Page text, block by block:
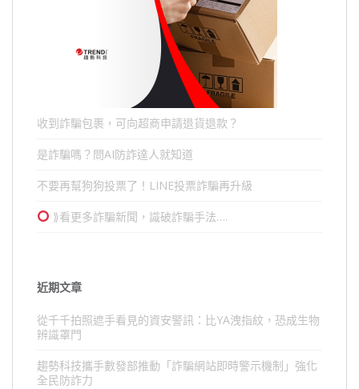
收到詐騙包裹，可向超商申請退貨退款？
是詐騙嗎？問AI防詐達人就知道
不要再幫狗狗投票了！LINE投票詐騙再升級
⟫看更多詐騙新聞，識破詐騙手法….
近期文章
從千千拍照遮手看見的資安警訊：比YA洩指紋，恐成生物
辨識罩門
趨勢科技攜手數發部推動「詐騙網站即時警示機制」強化
全民防詐力